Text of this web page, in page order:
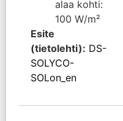
alaa kohti:
100 W/m²
Esite
(tietolehti): DS-
SOLYCO-
SOLon_en